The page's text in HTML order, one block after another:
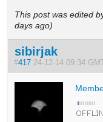
This post was edited
days ago)
sibirjak
#417 24-12-14 09:34